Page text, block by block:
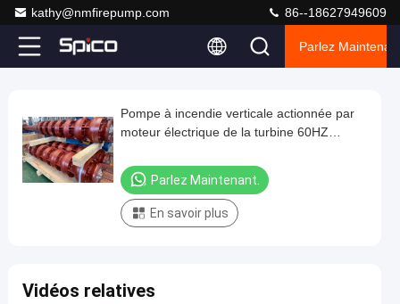
kathy@nmfirepump.com 86--18627949609
Parlez
Video
Time
0:00/0:00
Loaded:
Auto
Pompe
à
incendie
électrique
Pompe à incendie verticale actionnée par
moteur électrique de la turbine 60HZ
Parlez Maintenant.
En savoir plus
Vidéos relatives